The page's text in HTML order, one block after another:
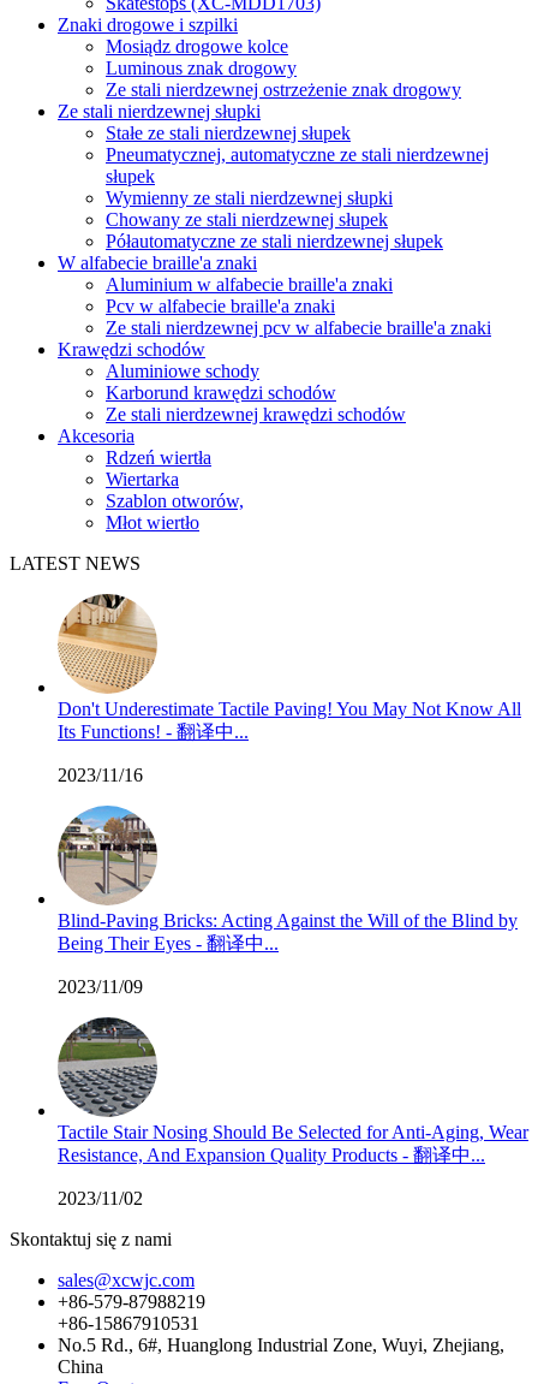
Znaki drogowe i szpilki
Mosiądz drogowe kolce
Luminous znak drogowy
Ze stali nierdzewnej ostrzeżenie znak drogowy
Ze stali nierdzewnej słupki
Stałe ze stali nierdzewnej słupek
Pneumatycznej, automatyczne ze stali nierdzewnej
słupek
Wymienny ze stali nierdzewnej słupki
Chowany ze stali nierdzewnej słupek
Półautomatyczne ze stali nierdzewnej słupek
W alfabecie braille'a znaki
Aluminium w alfabecie braille'a znaki
Pcv w alfabecie braille'a znaki
Ze stali nierdzewnej pcv w alfabecie braille'a znaki
Krawędzi schodów
Aluminiowe schody
Karborund krawędzi schodów
Ze stali nierdzewnej krawędzi schodów
Akcesoria
Rdzeń wiertła
Wiertarka
Szablon otworów,
Młot wiertło
LATEST NEWS
Don't Underestimate Tactile Paving! You May Not Know All
Its Functions! - 翻译中...
2023/11/16
Blind-Paving Bricks: Acting Against the Will of the Blind by
Being Their Eyes - 翻译中...
2023/11/09
Tactile Stair Nosing Should Be Selected for Anti-Aging, Wear
Resistance, And Expansion Quality Products - 翻译中...
2023/11/02
Skontaktuj się z nami
sales@xcwjc.com
+86-579-87988219
+86-15867910531
No.5 Rd., 6#, Huanglong Industrial Zone, Wuyi, Zhejiang,
China